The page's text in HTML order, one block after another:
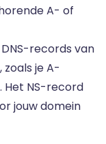
A- of
records van
je A-
Het NS-record
jouw domein